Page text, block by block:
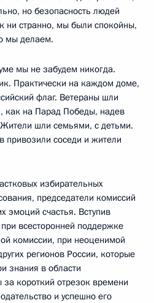
но безопасность людей
ни странно, мы были спокойны,
мы делаем.
мы не забудем никогда.
Практически на каждом доме,
флаг. Ветераны шли
как на Парад Победы, надев
шли семьями, с детьми.
привозили соседи и жители
избирательных
председатели комиссий
эмоций счастья. Вступив
всесторонней поддержке
комиссии, при неоценимой
регионов России, которые
знания в области
короткий отрезок времени
и успешно его